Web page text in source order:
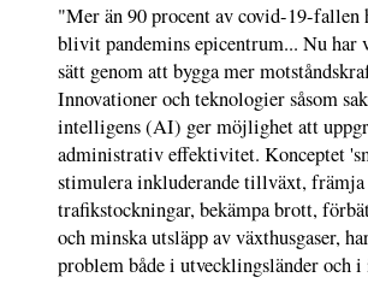
"Mer än 90 procent av covid-19-fallen
blivit pandemins epicentrum... Nu har
sätt genom att bygga mer
Innovationer och teknologier såsom
intelligens (AI) ger möjlighet att
administrativ effektivitet. Konceptet
stimulera inkluderande tillväxt,
trafikstockningar, bekämpa brott,
och minska utsläpp av växthusgaser,
problem både i utvecklingsländer och